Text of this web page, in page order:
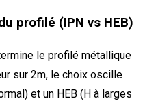
profilé (IPN vs HEB)
le profilé métallique
sur 2m, le choix oscille
et un HEB (H à larges